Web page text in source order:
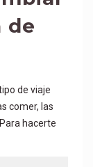
de
de viaje
comer, las
hacerte